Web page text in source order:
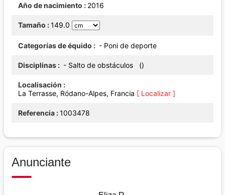
Año de nacimiento 2016
Tamaño 149.0
Categorías de équido - Poni de deporte
Disciplinas - Salto de obstáculos ()
Localisación
La Terrasse, Ródano-Alpes, Francia [ Localizar ]
Referencia 1003478
Anunciante